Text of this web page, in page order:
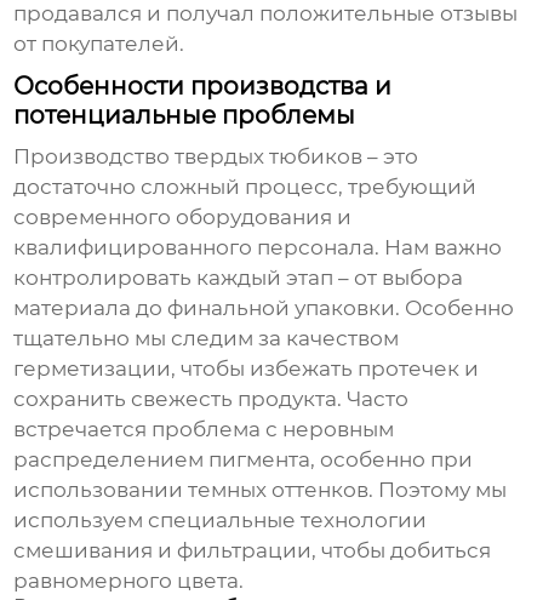
продавался и получал положительные отзывы
от покупателей.
Особенности производства и
потенциальные проблемы
Производствотвердых тюбиков – это
достаточно сложный процесс, требующий
современного оборудования и
квалифицированного персонала. Нам важно
контролировать каждый этап – от выбора
материала до финальной упаковки. Особенно
тщательно мы следим за качеством
герметизации, чтобы избежать протечек и
сохранить свежесть продукта. Часто
встречается проблема с неровным
распределением пигмента, особенно при
использовании темных оттенков. Поэтому мы
используем специальные технологии
смешивания и фильтрации, чтобы добиться
равномерного цвета.